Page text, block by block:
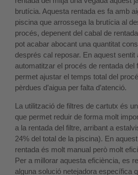
brutícia. Aquesta rentada es fa amb
piscina que arrossega la brutícia al
procés, depenent del cabal de
pot acabar abocant una quantitat
després cal reposar. En aquest sentit
automatitzar el procés de rentada del
permet ajustar el temps total del
pèrdues d’aigua per falta d’atenció.
La utilització de filtres de cartutx és
que permet reduir de forma molt
a la rentada del filtre, arribant a
24% del total de la piscina). En
rentada és molt manual però molt
Per a millorar aquesta eficiència, es
alguna solució netejadora específica